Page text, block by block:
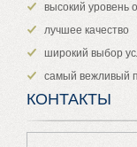
высокий уровень
лучшее качество
широкий выбор
самый вежливый
КОНТАКТЫ